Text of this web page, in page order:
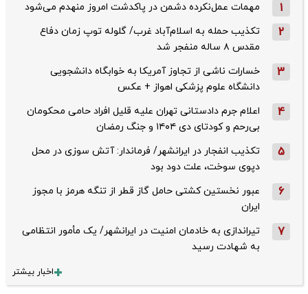
1 مهمات عمل‌نکرده دشمن در پاکدشت امروز منهدم می‌شود
2
تکذیب حمله به اسلام‌آباد غرب/ گلوله توپ زمان دفاع
مقدس ۸ ساله منفجر شد
3
خسارات ناشی از تجاوز آمریکا به خوابگاه دانشجویی
دانشگاه علوم پزشکی اهواز + عکس
4
اعلام جرم دادستانی تهران علیه قلیل افراد حامی محکومان
بی‌رحم و کودتای دی‌ ۱۴۰۴ و جنگ رمضان
5
تکذیب ‌انفجار در ایرانشهر/ فرماندار: آتش سوزی در محل
دپوی سوخت، علت دود بود
6
عبور نخستین کشتی حامل گاز قطر از تنگه هرمز با مجوز
ایران
7
تیراندازی به خادمان امنیت در ایرانشهر/ یک مأمور انتظامی
به شهادت رسید
اخبار بیشتر